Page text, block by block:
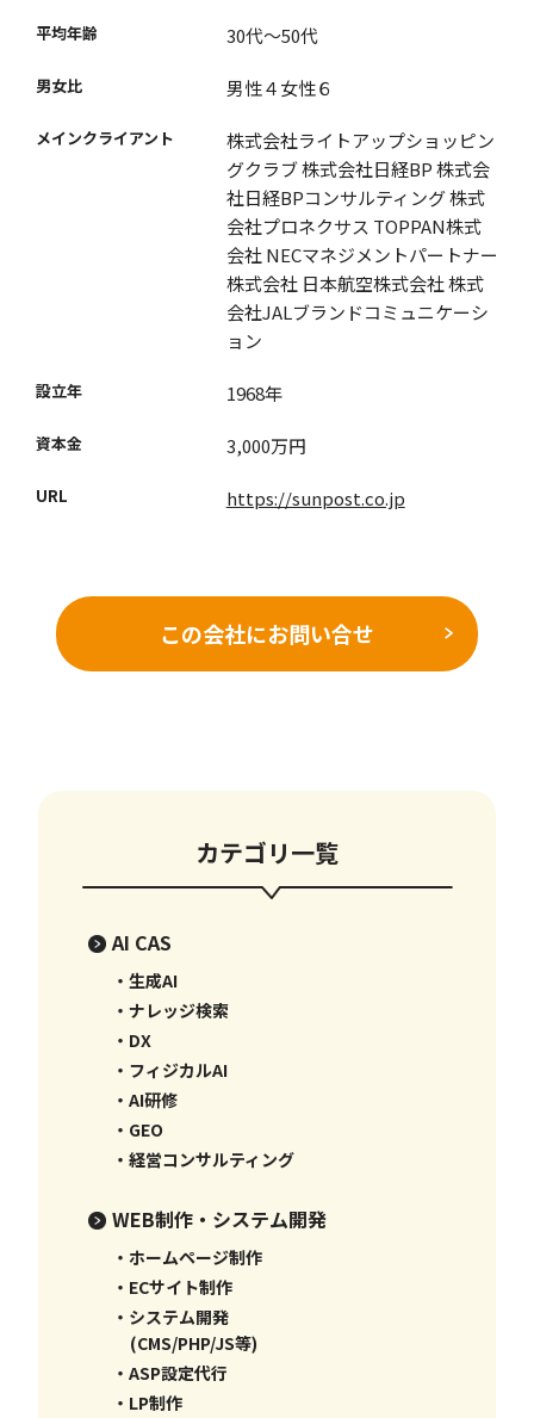
平均年齢 30代〜50代
男女比 男性４女性６
メインクライアント
株式会社ライトアップショッピン
グクラブ 株式会社日経BP 株式会
社日経BPコンサルティング 株式
会社プロネクサス TOPPAN株式
会社 NECマネジメントパートナー
株式会社 日本航空株式会社 株式
会社JALブランドコミュニケーシ
ョン
設立年 1968年
資本金 3,000万円
URL https://sunpost.co.jp
この会社にお問い合せ
カテゴリ一覧
AI CAS
・生成AI
・ナレッジ検索
・DX
・フィジカルAI
・AI研修
・GEO
・経営コンサルティング
WEB制作・システム開発
・ホームページ制作
・ECサイト制作
・システム開発
(CMS/PHP/JS等)
・ASP設定代行
・LP制作